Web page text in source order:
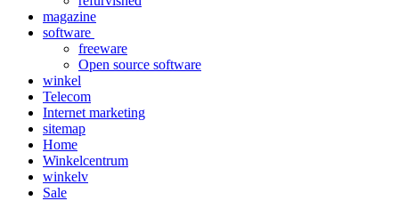
magazine
software
freeware
Open source software
winkel
Telecom
Internet marketing
sitemap
Home
Winkelcentrum
winkelv
Sale